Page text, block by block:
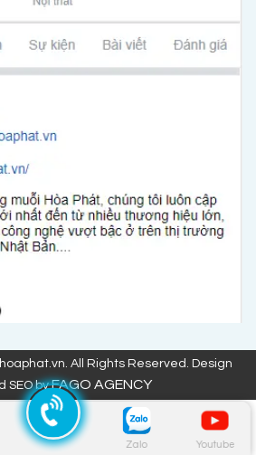
Zalo Youtube
All Rights Reserved. Design
SEO byFAGO AGENCY